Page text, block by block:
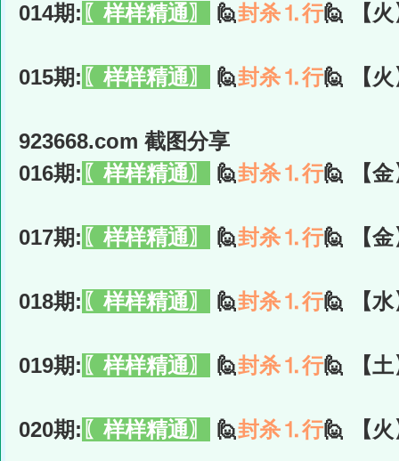
014期: 〖样样精通〗 🙋封杀⒈行🙋 【
015期: 〖样样精通〗 🙋封杀⒈行🙋 【
923668.com 截图分享
016期: 〖样样精通〗 🙋封杀⒈行🙋 【
017期: 〖样样精通〗 🙋封杀⒈行🙋 【
018期: 〖样样精通〗 🙋封杀⒈行🙋 【
019期: 〖样样精通〗 🙋封杀⒈行🙋 【
020期: 〖样样精通〗 🙋封杀⒈行🙋 【